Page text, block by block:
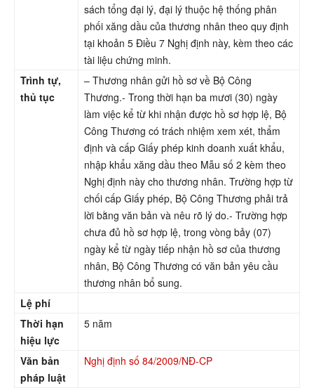
sách tổng đại lý, đại lý thuộc hệ thống phân
phối xăng dầu của thương nhân theo quy định
tại khoản 5 Điều 7 Nghị định này, kèm theo các
tài liệu chứng minh.
Trình tự,
thủ tục
– Thương nhân gửi hồ sơ về Bộ Công
Thương.- Trong thời hạn ba mươi (30) ngày
làm việc kể từ khi nhận được hồ sơ hợp lệ, Bộ
Công Thương có trách nhiệm xem xét, thẩm
định và cấp Giấy phép kinh doanh xuất khẩu,
nhập khẩu xăng dầu theo Mẫu số 2 kèm theo
Nghị định này cho thương nhân. Trường hợp từ
chối cấp Giấy phép, Bộ Công Thương phải trả
lời bằng văn bản và nêu rõ lý do.- Trường hợp
chưa đủ hồ sơ hợp lệ, trong vòng bảy (07)
ngày kể từ ngày tiếp nhận hồ sơ của thương
nhân, Bộ Công Thương có văn bản yêu cầu
thương nhân bổ sung.
Lệ phí
Thời hạn
hiệu lực
5 năm
Văn bản
pháp luật
Nghị định số 84/2009/NĐ-CP